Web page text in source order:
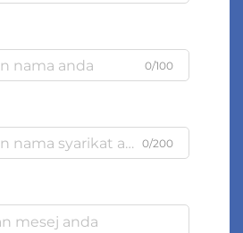
0/100
0/200